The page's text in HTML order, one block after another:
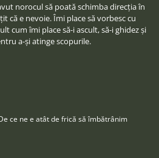
norocul să poată schimba direcţia în
că e nevoie. Îmi place să vorbesc cu
cum îmi place să-i ascult, să-i ghidez şi
a-şi atinge scopurile.
ce ne e atât de frică să îmbătrânim